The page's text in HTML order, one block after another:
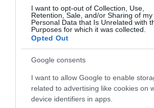
I want to opt-out of Collection, Use,
Retention, Sale, and/or Sharing of my
Personal Data that Is Unrelated with
Purposes for which it was collected.
Opted Out
Google consents
I want to allow Google to enable
related to advertising like cookies on
device identifiers in apps.